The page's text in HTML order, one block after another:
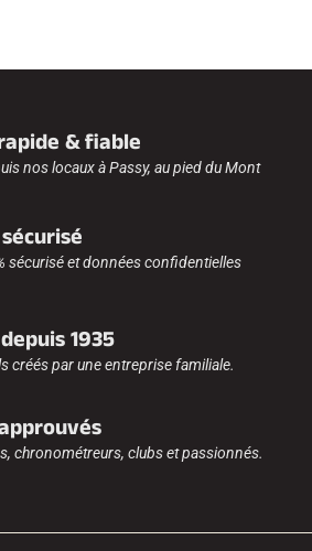
& fiable
nos locaux à Passy, au pied du Mont
sécurisé et données confidentielles
1935
créés par une entreprise familiale.
chronométreurs, clubs et passionnés.